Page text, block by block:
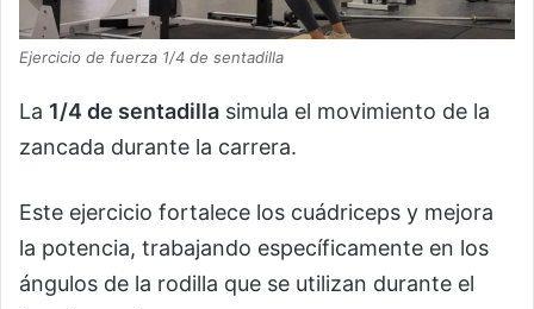
Ejercicio de fuerza 1/4 de sentadilla
La 1/4 de sentadilla simula el movimiento de la
zancada durante la carrera.
Este ejercicio fortalece los cuádriceps y mejora
la potencia, trabajando específicamente en los
ángulos de la rodilla que se utilizan durante el